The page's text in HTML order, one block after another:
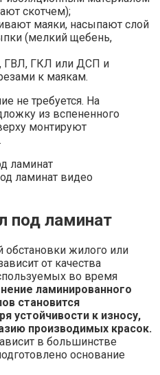
скотчем);
маяки, насыпают слой
(мелкий щебень,
ГВЛ, ГКЛ или ДСП и
к маякам.
не требуется. На
из вспененного
монтируют
под ламинат
обстановки жилого или
от качества
во время
ламинированного
становится
устойчивости к износу,
производимых красок.
в большинстве
основание